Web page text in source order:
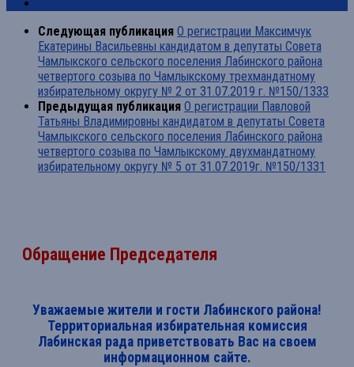
Следующая публикация О регистрации Максимчук
Екатерины Васильевны кандидатом в депутаты Совета
Чамлыкского сельского поселения Лабинского района
четвертого созыва по Чамлыкскому трехмандатному
избирательному округу № 2 от 31.07.2019 г. №150/1333
Предыдущая публикация О регистрации Павловой
Татьяны Владимировны кандидатом в депутаты Совета
Чамлыкского сельского поселения Лабинского района
четвертого созыва по Чамлыкскому двухмандатному
избирательному округу № 5 от 31.07.2019г. №150/1331
Обращение Председателя
Уважаемые жители и гости Лабинского района!
Территориальная избирательная комиссия
Лабинская рада приветствовать Вас на своем
информационном сайте.